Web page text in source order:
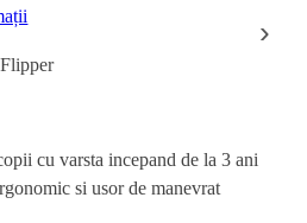
cu varsta incepand de la 3 ani
si usor de manevrat
›